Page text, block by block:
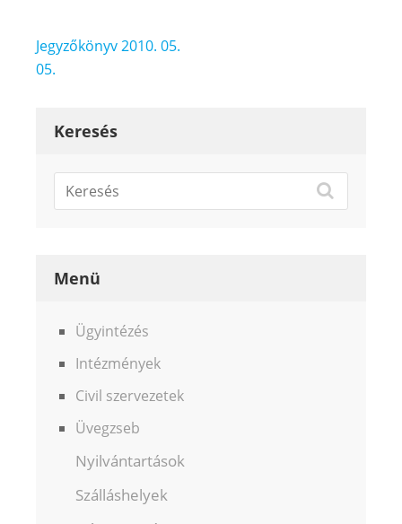
Bejegyzés
navigáció
Jegyzőkönyv 2010. 05.
05.
Keresés
Menü
Ügyintézés
Intézmények
Civil szervezetek
Üvegzseb
Nyilvántartások
Szálláshelyek